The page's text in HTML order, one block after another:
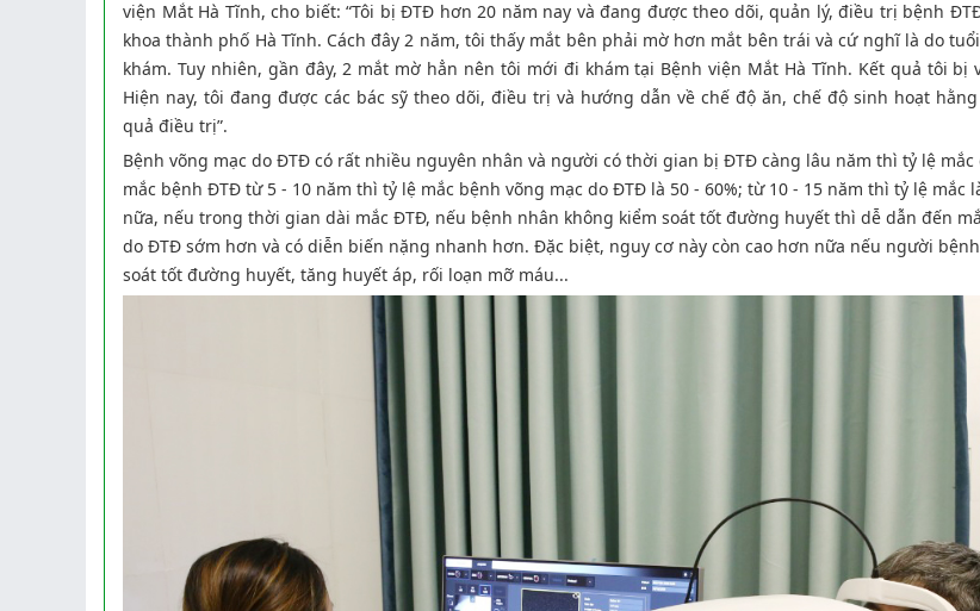
viện Mắt Hà Tĩnh, cho biết: “Tôi bị ĐTĐ hơn 20 năm nay và đang được theo dõi, quản lý, điều trị bệnh
khoa thành phố Hà Tĩnh. Cách đây 2 năm, tôi thấy mắt bên phải mờ hơn mắt bên trái và cứ nghĩ là do
khám. Tuy nhiên, gần đây, 2 mắt mờ hẳn nên tôi mới đi khám tại Bệnh viện Mắt Hà Tĩnh. Kết quả tôi bị
Hiện nay, tôi đang được các bác sỹ theo dõi, điều trị và hướng dẫn về chế độ ăn, chế độ sinh hoạt
quả điều trị”.
Bệnh võng mạc do ĐTĐ có rất nhiều nguyên nhân và người có thời gian bị ĐTĐ càng lâu năm thì tỷ lệ mắc
mắc bệnh ĐTĐ từ 5 - 10 năm thì tỷ lệ mắc bệnh võng mạc do ĐTĐ là 50 - 60%; từ 10 - 15 năm thì tỷ lệ mắc
nữa, nếu trong thời gian dài mắc ĐTĐ, nếu bệnh nhân không kiểm soát tốt đường huyết thì dễ dẫn đến
do ĐTĐ sớm hơn và có diễn biến nặng nhanh hơn. Đặc biệt, nguy cơ này còn cao hơn nữa nếu người
soát tốt đường huyết, tăng huyết áp, rối loạn mỡ máu...